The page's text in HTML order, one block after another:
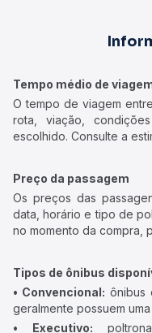
Tempo médio de
O tempo de viagem
rota, viação,
escolhido. Consulte a
Preço da passagem
Os preços das
data, horário e tipo de
no momento da compra,
Tipos de ônibus
• Convencional: ônibus
geralmente possuem
• Executivo: